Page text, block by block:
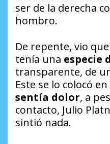
ser de la derecha
hombro.
De repente, vio
tenía una especie
transparente, de
Este se lo colocó
sentía dolor, a
contacto, Julio
sintió nada.